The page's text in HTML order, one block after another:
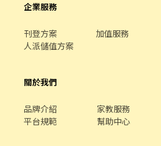
企業服務
刊登方案 加值服務
人派儲值方案
關於我們
品牌介紹 家教服務
平台規範
幫助中心